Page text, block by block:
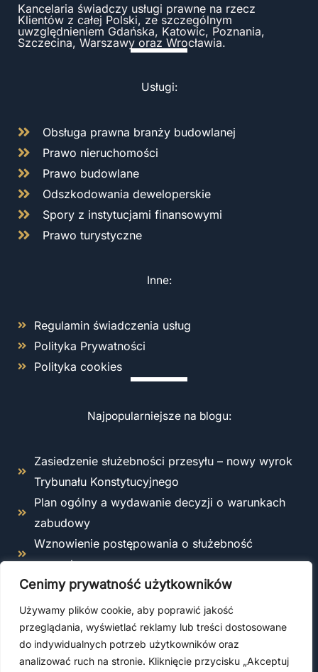
Cenimy prywatność użytkowników
Używamy plików cookie, aby poprawić jakość
przeglądania, wyświetlać reklamy lub treści dostosowane
do indywidualnych potrzeb użytkowników oraz
analizować ruch na stronie. Kliknięcie przycisku „Akceptuj
Kancelaria świadczy usługi prawne na rzecz
Klientów z całej Polski, ze szczególnym
uwzględnieniem Gdańska, Katowic, Poznania,
Szczecina, Warszawy oraz Wrocławia.
Usługi:
Obsługa prawna branży budowlanej
Prawo nieruchomości
Prawo budowlane
Odszkodowania deweloperskie
Spory z instytucjami finansowymi
Prawo turystyczne
Inne:
Regulamin świadczenia usług
Polityka Prywatności
Polityka cookies
Najpopularniejsze na blogu:
Zasiedzenie służebności przesyłu – nowy wyrok
Trybunału Konstytucyjnego
Plan ogólny a wydawanie decyzji o warunkach
zabudowy
Wznowienie postępowania o służebność
przesyłu
Odstąpienie od umowy o roboty budowlane –
kiedy i jak można to zrobić zgodnie z prawem?
Co obejmuje ubezpieczenie OC kierownika
budowy?